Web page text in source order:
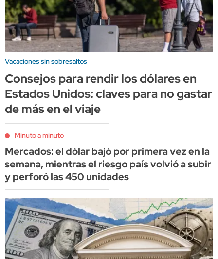
Vacaciones sin sobresaltos
Consejos para rendir los dólares en
Estados Unidos: claves para no gastar
de más en el viaje
Minuto a minuto
Mercados: el dólar bajó por primera vez en la
semana, mientras el riesgo país volvió a subir
y perforó las 450 unidades